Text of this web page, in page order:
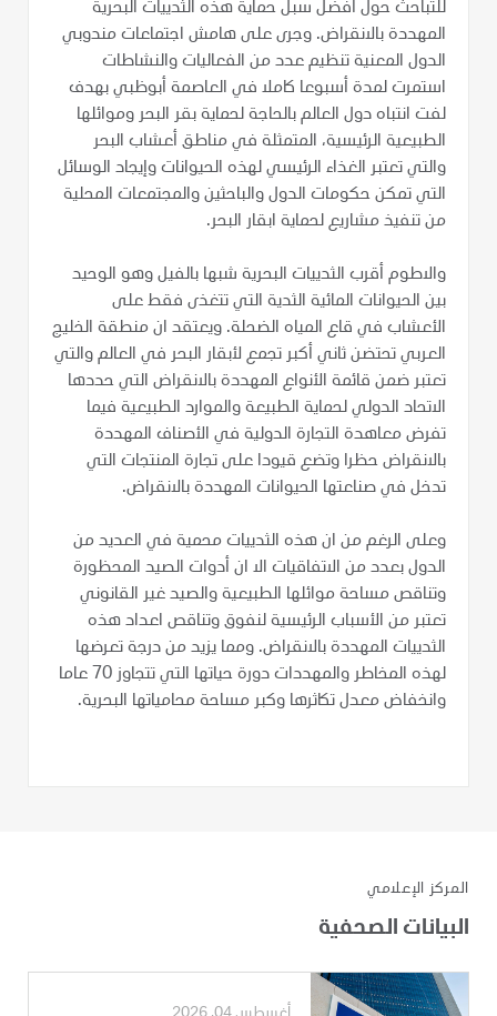
للتباحث حول أفضل سبل حماية هذه الثدييات البحرية
المهددة بالانقراض. وجرى على هامش اجتماعات مندوبي
الدول المعنية تنظيم عدد من الفعاليات والنشاطات
استمرت لمدة أسبوعا كاملا في العاصمة أبوظبي بهدف
لفت انتباه دول العالم بالحاجة لحماية بقر البحر وموائلها
الطبيعية الرئيسية، المتمثلة في مناطق أعشاب البحر
والتي تعتبر الغذاء الرئيسي لهذه الحيوانات وإيجاد الوسائل
التي تمكن حكومات الدول والباحثين والمجتمعات المحلية
من تنفيذ مشاريع لحماية ابقار البحر.
والاطوم أقرب الثدييات البحرية شبها بالفيل وهو الوحيد
بين الحيوانات المائية الثدية التي تتغذى فقط على
الأعشاب في قاع المياه الضحلة. ويعتقد ان منطقة الخليج
العربي تحتضن ثاني أكبر تجمع لأبقار البحر في العالم والتي
تعتبر ضمن قائمة الأنواع المهددة بالانقراض التي حددها
الاتحاد الدولي لحماية الطبيعة والموارد الطبيعية فيما
تفرض معاهدة التجارة الدولية في الأصناف المهددة
بالانقراض حظرا وتضع قيودا على تجارة المنتجات التي
تدخل في صناعتها الحيوانات المهددة بالانقراض.
وعلى الرغم من ان هذه الثدييات محمية في العديد من
الدول بعدد من الاتفاقيات الا ان أدوات الصيد المحظورة
وتناقص مساحة موائلها الطبيعية والصيد غير القانوني
تعتبر من الأسباب الرئيسية لنفوق وتناقص اعداد هذه
الثدييات المهددة بالانقراض. ومما يزيد من درجة تعرضها
لهذه المخاطر والمهددات دورة حياتها التي تتجاوز 70 عاما
وانخفاض معدل تكاثرها وكبر مساحة محامياتها البحرية.
المركز الإعلامي
البيانات الصحفية